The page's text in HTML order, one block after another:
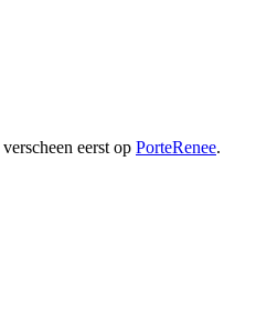
verscheen eerst op PorteRenee.